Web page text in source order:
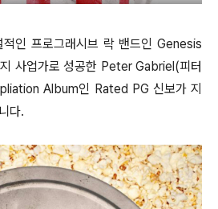
인 프로그래시브 락 밴드인 Genesis
사업가로 성공한 Peter Gabriel(피터
Album인 Rated PG 신보가 지
다.